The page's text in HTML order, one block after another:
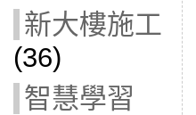
新大樓施工
(36)
智慧學習